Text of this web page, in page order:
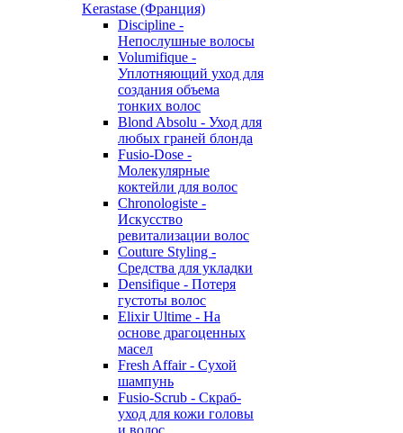
Kerastase (Франция)
Discipline -
Непослушные волосы
Volumifique -
Уплотняющий уход для
создания объема
тонких волос
Blond Absolu - Уход для
любых граней блонда
Fusio-Dose -
Молекулярные
коктейли для волос
Chronologiste -
Искусство
ревитализации волос
Couture Styling -
Средства для укладки
Densifique - Потеря
густоты волос
Elixir Ultime - На
основе драгоценных
масел
Fresh Affair - Сухой
шампунь
Fusio-Scrub - Скраб-
уход для кожи головы
и волос